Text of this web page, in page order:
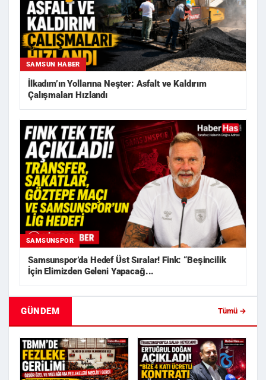
SAMSUN HABER
İlkadım’ın Yollarına Neşter: Asfalt ve Kaldırım
Çalışmaları Hızlandı
SAMSUNSPOR
Samsunspor’da Hedef Üst Sıralar! Fink: “Beşincilik
İçin Elimizden Geleni Yapacağ...
GÜNDEM Tümü →